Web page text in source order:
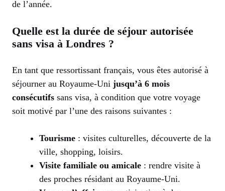
de l’année.
Quelle est la durée de séjour autorisée
sans visa à Londres ?
En tant que ressortissant français, vous êtes autorisé à
séjourner au Royaume-Uni jusqu’à 6 mois
consécutifs sans visa, à condition que votre voyage
soit motivé par l’une des raisons suivantes :
Tourisme : visites culturelles, découverte de la
ville, shopping, loisirs.
Visite familiale ou amicale : rendre visite à
des proches résidant au Royaume-Uni.